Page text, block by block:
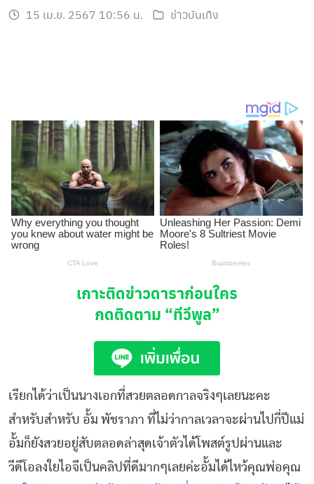
15 เม.ย. 2567 10:56 น. ข่าวบันเทิง
เกาะติดข่าวดาราก่อนใคร
กดติดตาม “ทีวีพูล”
เรียกได้ว่าเป็นนางเอกที่สวยตลอดกาลจริงๆเลยนะคะ
สำหรับสำหรับ อั้ม พัชราภา ที่ไม่ว่ากาลเวลาจะผ่านไปกี่ปีแม่
อั้มก็ยังสวยอยู่สับตลอดล่าสุดเจ้าตัวได้โพสต์รูปผ่านและ
วีดีโอลงใยไอจีเป็นคลิปที่ดีมากๆเลยค่ะอั้มได้ไหว้คุณพ่อคุณ